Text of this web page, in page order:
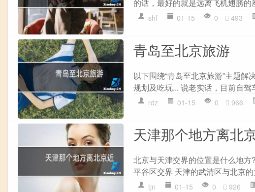
的话，最好的就是远离飞机翅膀
shf 01-15 0 493
青岛至北京旅游
以下围绕“青岛至北京旅游”主题
规划及吃玩... 说老实话，目前自
rdz 01-15 0 966
天津那个地方离北
北京与天津交界的位置是什么地
平谷区交界 天津的武清区与北京
tjn 01-15 0 926